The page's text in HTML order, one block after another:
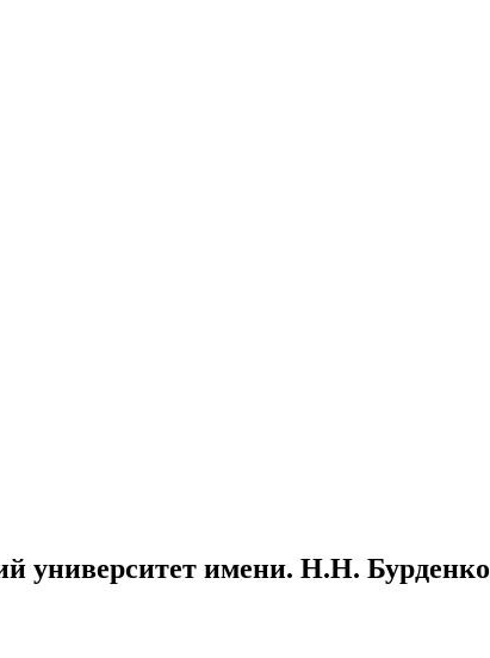
университет имени. Н.Н. Бурденко